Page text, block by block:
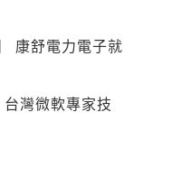
康舒電力電子就
灣微軟專家技